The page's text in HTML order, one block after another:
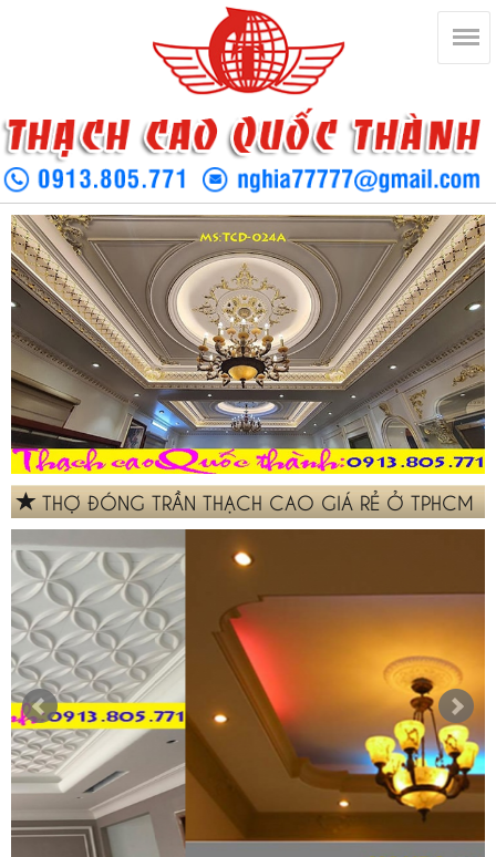
THỢ ĐÓNG TRẦN THẠCH CAO GIÁ RẺ Ở TPHCM